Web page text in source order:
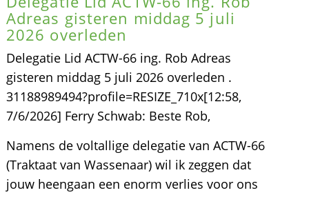
Adreas gisteren middag 5 juli
2026 overleden
Delegatie Lid ACTW-66 ing. Rob Adreas
gisteren middag 5 juli 2026 overleden .
31188989494?profile=RESIZE_710x[12:58,
7/6/2026] Ferry Schwab: Beste Rob,
Namens de voltallige delegatie van ACTW-66
(Traktaat van Wassenaar) wil ik zeggen dat
jouw heengaan een enorm verlies voor ons